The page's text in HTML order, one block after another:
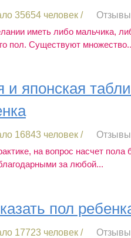
35654 человек /
иметь либо мальчика,
пол. Существуют
и японская
16843 человек /
на вопрос насчет
за любой...
пол
17723 человек /